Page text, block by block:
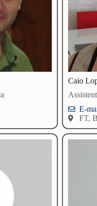
Caio
E-
FT,